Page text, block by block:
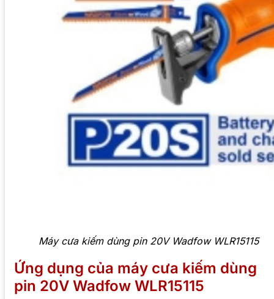
Máy cưa kiếm dùng pin 20V Wadfow WLR15115
Ứng dụng của máy cưa kiếm dùng
pin 20V Wadfow WLR15115